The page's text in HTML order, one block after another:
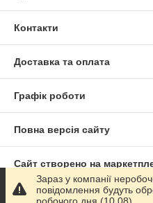
Контакти
Доставка та оплата
Графік роботи
Повна версія сайту
Сайт створено на
Політика конфіденційності
Зараз у компанії
повідомлення будуть